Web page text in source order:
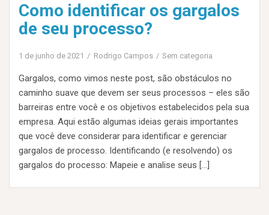
Como identificar os gargalos
de seu processo?
1 de junho de 2021 Rodrigo Campos Sem categoria
Gargalos, como vimos neste post, são obstáculos no
caminho suave que devem ser seus processos – eles são
barreiras entre você e os objetivos estabelecidos pela sua
empresa. Aqui estão algumas ideias gerais importantes
que você deve considerar para identificar e gerenciar
gargalos de processo. Identificando (e resolvendo) os
gargalos do processo: Mapeie e analise seus […]